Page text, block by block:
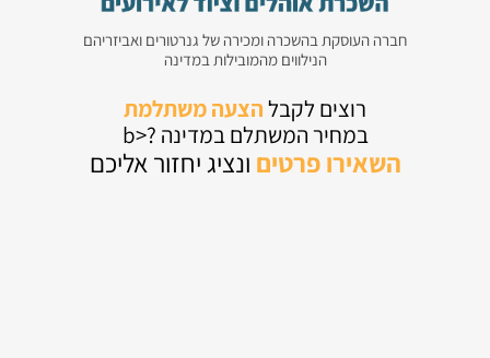
חברה העוסקת בהשכרה ומכירה של גנרטורים ואביזריהם
הנילווים מהמובילות במדינה
רוצים לקבלהצעה משתלמת
במחיר המשתלם במדינה ?<b
השאירו פרטים ונציג יחזור אליכם